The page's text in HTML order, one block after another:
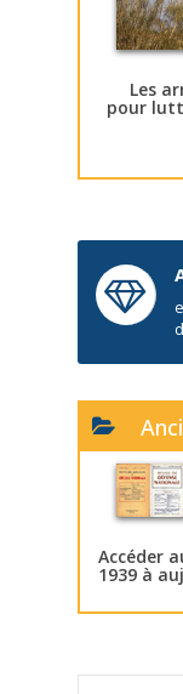
Les
pour
Accéder
1939 à